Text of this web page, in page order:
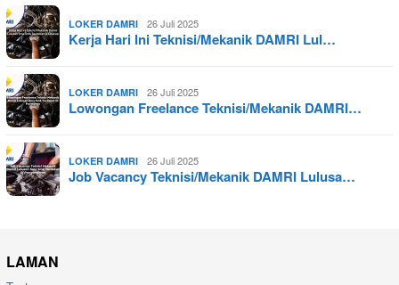
LOKER DAMRI 26 Juli 2025
Kerja Hari Ini Teknisi/Mekanik DAMRI Lul…
LOKER DAMRI 26 Juli 2025
Lowongan Freelance Teknisi/Mekanik DAMRI…
LOKER DAMRI 26 Juli 2025
Job Vacancy Teknisi/Mekanik DAMRI Lulusa…
LAMAN